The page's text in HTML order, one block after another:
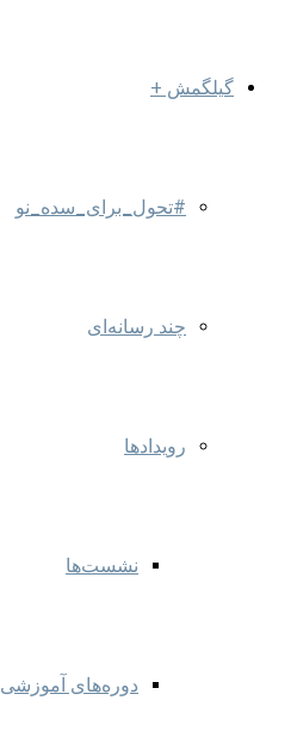
گیلگمش +
#تحول_برای_سده_نو
چند رسانه‌ای
رویدادها
نشست‌ها
دوره‌های آموزشی